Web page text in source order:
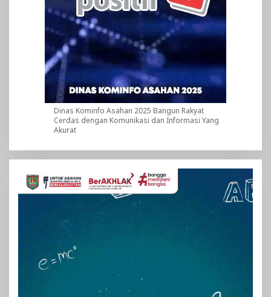
Dinas Kominfo Asahan 2025 Bangun Rakyat
Cerdas dengan Komunikasi dan Informasi Yang
Akurat
Pemutar
Video